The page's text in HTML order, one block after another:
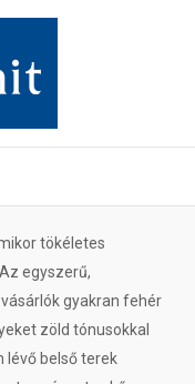
tökéletes
egyszerű,
gyakran fehér
zöld tónusokkal
lévő belső terek